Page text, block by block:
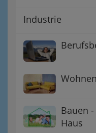
Industrie
Bauen
Haus